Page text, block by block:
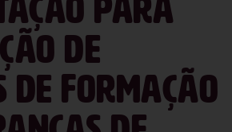
para
de
de Formação